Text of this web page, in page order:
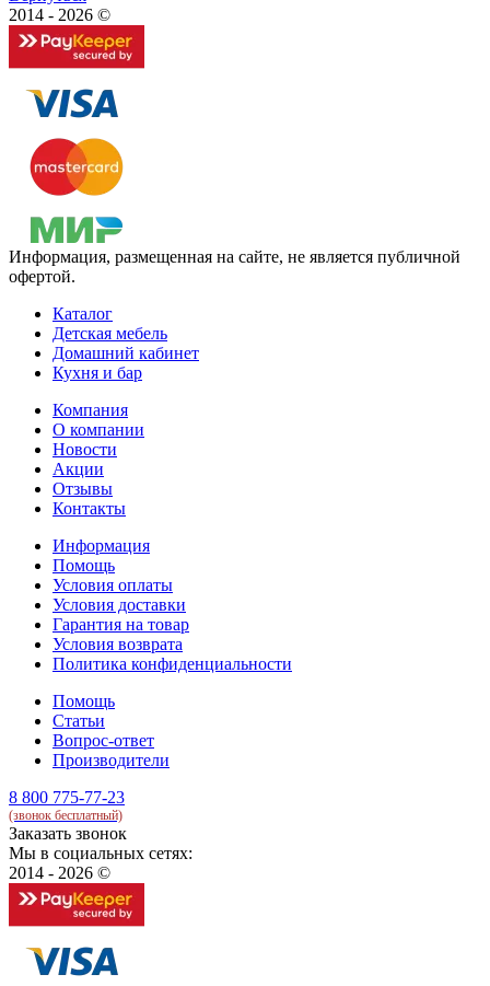
2014 - 2026 ©
Информация, размещенная на сайте, не является публичной
офертой.
Каталог
Детская мебель
Домашний кабинет
Кухня и бар
Компания
О компании
Новости
Акции
Отзывы
Контакты
Информация
Помощь
Условия оплаты
Условия доставки
Гарантия на товар
Условия возврата
Политика конфиденциальности
Помощь
Статьи
Вопрос-ответ
Производители
8 800 775-77-23
(звонок бесплатный)
Заказать звонок
Мы в социальных сетях:
2014 - 2026 ©